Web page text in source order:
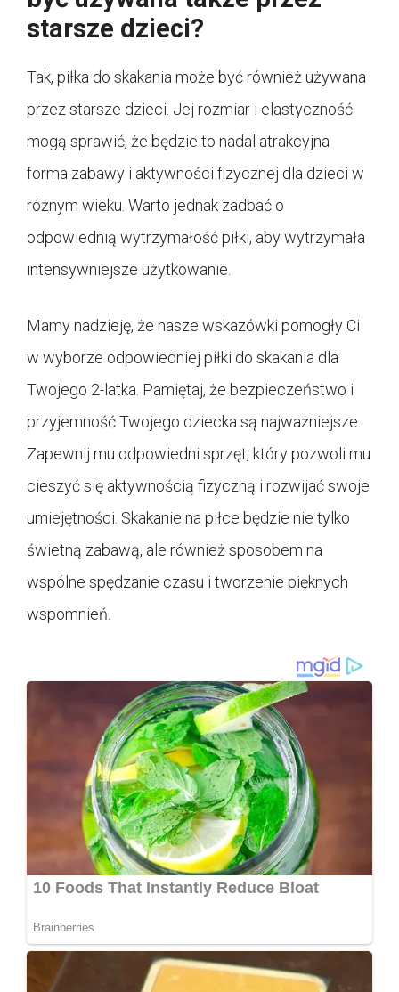
starsze dzieci?
Tak, piłka do skakania może być również używana
przez starsze dzieci. Jej rozmiar i elastyczność
mogą sprawić, że będzie to nadal atrakcyjna
forma zabawy i aktywności fizycznej dla dzieci w
różnym wieku. Warto jednak zadbać o
odpowiednią wytrzymałość piłki, aby wytrzymała
intensywniejsze użytkowanie.
Mamy nadzieję, że nasze wskazówki pomogły Ci
w wyborze odpowiedniej piłki do skakania dla
Twojego 2-latka. Pamiętaj, że bezpieczeństwo i
przyjemność Twojego dziecka są najważniejsze.
Zapewnij mu odpowiedni sprzęt, który pozwoli mu
cieszyć się aktywnością fizyczną i rozwijać swoje
umiejętności. Skakanie na piłce będzie nie tylko
świetną zabawą, ale również sposobem na
wspólne spędzanie czasu i tworzenie pięknych
wspomnień.